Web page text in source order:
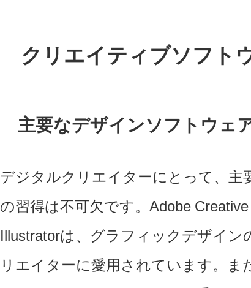
クリエイティブソフト
主要なデザインソフトウェ
デジタルクリエイターにとって、主
の習得は不可欠です。Adobe
Illustratorは、グラフィックデザイン
リエイターに愛用されています。ま